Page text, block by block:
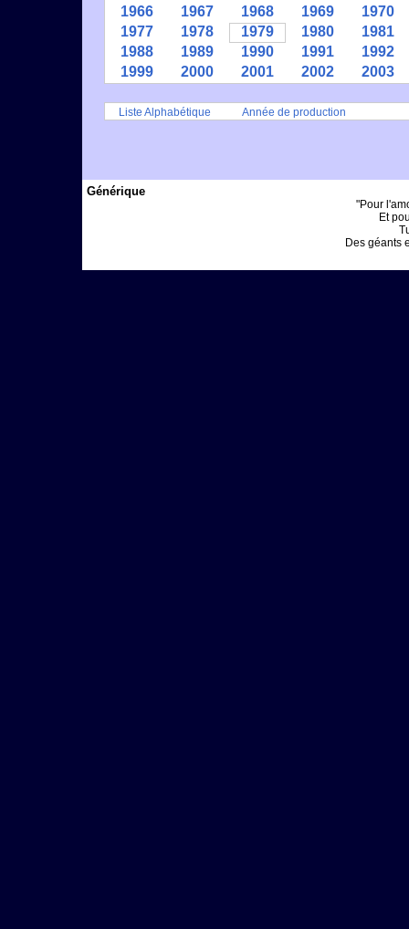
1966
1967 1968 1969
1970
1977
1978 1979 1980
1981
1988
1989 1990 1991
1992
1999
2000 2001 2002 2003
Liste Alphabétique Année de production
Générique
"Pour
Et
Des géants